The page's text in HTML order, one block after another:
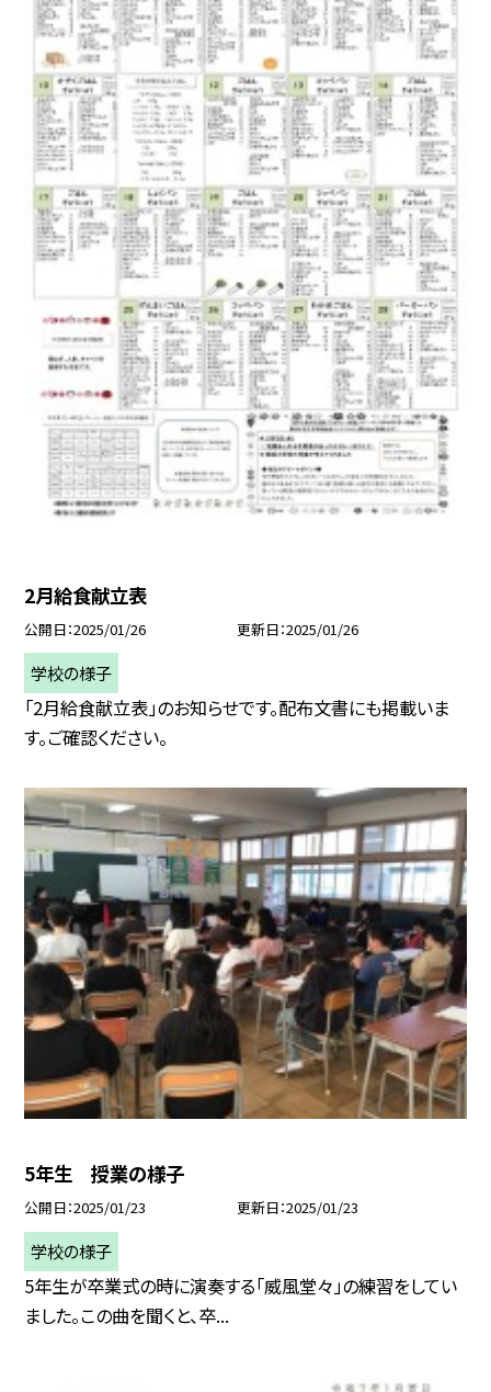
2月給食献立表
公開日 2025/01/26 更新日 2025/01/26
学校の様子
「2月給食献立表」のお知らせです。配布文書にも掲載いま
す。ご確認ください。
5年生 授業の様子
公開日 2025/01/23 更新日 2025/01/23
学校の様子
5年生が卒業式の時に演奏する「威風堂々」の練習をしてい
ました。この曲を聞くと、卒...